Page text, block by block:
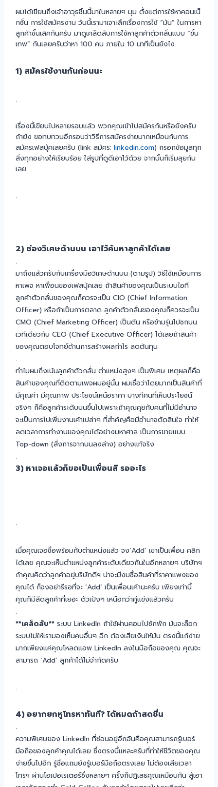
ผมได้เขียนถึงเจ้าอาวุธชิ้นนี้มาในหลายๆ มุม ตั้งแต่การใช้หาคอนเน็
กชั่น การใช้สมัครงาน วันนี้เรามาเจาะลึกเรื่องการใช้ “มัน” ในการหา
ลูกค้าชั้นเลิศกันครับ มาดูเคล็ดลับการใช้หาลูกค้าตัวกลั่นแบบ “ขั้น
เทพ” กันเลยครับว่าหา 100 คน ภายใน 10 นาทีเป็นยังไง
1) สมัครใช้งานกันก่อนนะ
.
เรื่องนี้เขียนไปหลายรอบแล้ว พวกคุณเข้าไปสมัครกันหรือยังครับ
ถ้ายัง ขอทบทวนอีกรอบว่าวิธีการสมัครง่ายมากเหมือนกับการ
สมัครเฟสบุ้คเลยครับ (link สมัคร: linkedin.com) กรอกข้อมูลทุก
สิ่งทุกอย่างให้เรียบร้อย ใส่รูปที่ดูดีเอาไว้ด้วย จากนั้นก็เริ่มลุยกัน
เลย
.
2) ช่องวิเศษด้านบน เอาไว้ค้นหาลูกค้าได้เลย
.
มาถึงแล้วครับกับเครื่องมือวิเศษด้านบน (ตามรูป) วิธีใช้เหมือนการ
หาเพจ หาเพื่อนของเฟสบุ้คเลย ถ้าสินค้าของคุณเป็นระบบไอที
ลูกค้าตัวกลั่นของคุณก็ควรจะเป็น CIO (Chief Information
Officer) หรือถ้าเป็นการตลาด ลูกค้าตัวกลั่นของคุณก็ควรจะเป็น
CMO (Chief Marketing Officer) เป็นต้น หรือข้ามรุ่นไปชกบน
เวทีเดียวกับ CEO (Chief Executive Officer) ได้เลยถ้าสินค้า
ของคุณตอบโจทย์ด้านการสร้างผลกำไร ลดต้นทุน
.
ทำไมผมถึงเน้นลูกค้าตัวกลั่น ตำแหน่งสูงๆ เป็นพิเศษ เหตุผลก็คือ
สินค้าของคุณที่ติดตามเพจผมอยู่นั้น ผมเชื่อว่าโดยมากเป็นสินค้าที่
มีคุณค่า มีคุณภาพ ประโยชน์เหนือราคา บางทีคนที่เห็นประโยชน์
จริงๆ ก็คือลูกค้าระดับบนขึ้นไปเพราะถ้าคุณคุยกับคนที่ไม่มีอำนาจ
จะเป็นการไปเพิ่มงานเค้าเปล่าๆ ที่สำคัญคือมีอำนาจตัดสินใจ ทำให้
ลดเวลาการทำงานของคุณได้อย่างมหาศาล เป็นการขายแบบ
Top-down (สั่งการจากบนลงล่าง) อย่างแท้จริง
.
3) หาเจอแล้วก็ขอเป็นเพื่อนสิ รออะไร
.
เมื่อคุณเจอชื่อพร้อมกับตำแหน่งแล้ว จง’Add’ เขาเป็นเพื่อน คลิก
ได้เลย คุณจะเห็นตำแหน่งลูกค้าระดับเดียวกันในอีกหลายๆ บริษัทฯ
ถ้าคุณคิดว่าลูกค้าอยู่บริษัทดีฯ น่าจะมีงบซื้อสินค้าที่ราคาแพงของ
คุณได้ ก็จงอย่ารีรอที่จะ ‘Add’ เป็นเพื่อนเค้านะครับ เพียงเท่านี้
คุณก็มีลีดลูกค้าที่เยอะ ตัวเป้งๆ เหนือกว่าคู่แข่งแล้วครับ
.
**เคล็ดลับ** ระบบ LinkedIn ถ้าใช้ผ่านคอมไปซักพัก มันจะล็อก
ระบบไม่ให้เรามองเห็นคนอื่นๆ อีก ต้องเสียเงินให้มัน ตรงนี้แก้ง่าย
มากเพียงแค่คุณโหลดแอพ LinkedIn ลงในมือถือของคุณ คุณจะ
สามารถ ‘Add’ ลูกค้าได้ไม่จำกัดครับ
.
4) อยากยกหูโทรหาทันที? ได้หมดถ้าสดชื่น
.
ความพิเศษของ LinkedIn ที่ซ่อนอยู่อีกอันคือคุณสามารถรู้เบอร์
มือถือของลูกค้าคุณได้เลย ซึ่งตรงนี้แหละครับที่ทำให้ชีวิตของคุณ
ง่ายขึ้นไปอีก รู้ชื่อแถมยังรู้เบอร์มือถือตรงเลย ไม่ต้องเสียเวลา
โทรฯ ผ่านโอเปอเรเตอร์ซึ่งหลายๆ ครั้งก็ปฎิเสธคุณเหมือนกัน สู้เอา